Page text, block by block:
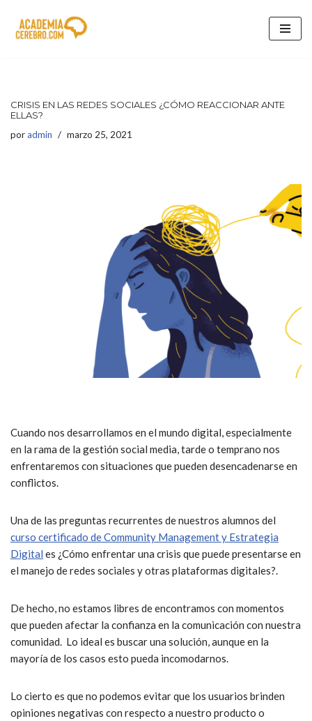
Saltar
CRISIS EN LAS REDES SOCIALES ¿CÓMO REACCIONAR ANTE
ELLAS?
poradmin marzo 25, 2021
Cuando nos desarrollamos en el mundo digital, especialmente
en la rama de la gestión social media, tarde o temprano nos
enfrentaremos con situaciones que pueden desencadenarse en
conflictos.
Una de las preguntas recurrentes de nuestros alumnos del
curso certificado de Community Management y Estrategia
Digital es ¿Cómo enfrentar una crisis que puede presentarse en
el manejo de redes sociales y otras plataformas digitales?.
De hecho, no estamos libres de encontramos con momentos
que pueden afectar la confianza en la comunicación con nuestra
comunidad. Lo ideal es buscar una solución, aunque en la
mayoría de los casos esto pueda incomodarnos.
Lo cierto es que no podemos evitar que los usuarios brinden
opiniones negativas con respecto a nuestro producto o